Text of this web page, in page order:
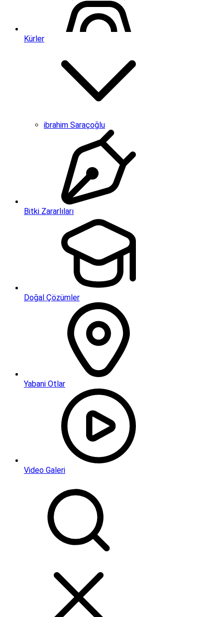
Kürler
ibrahim Saraçoğlu
Bitki Zararlıları
Doğal Çözümler
Yabani Otlar
Video Galeri